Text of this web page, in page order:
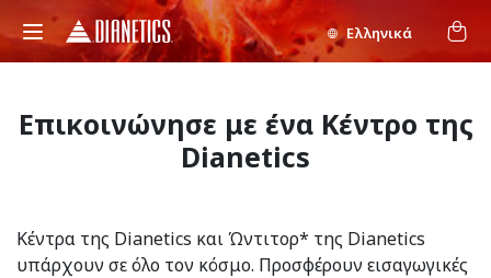
Ελληνικά
Επικοινώνησε με ένα Κέντρο της
Dianetics
Κέντρα της Dianetics και Ώντιτορ* της Dianetics
υπάρχουν σε όλο τον κόσμο. Προσφέρουν εισαγωγικές